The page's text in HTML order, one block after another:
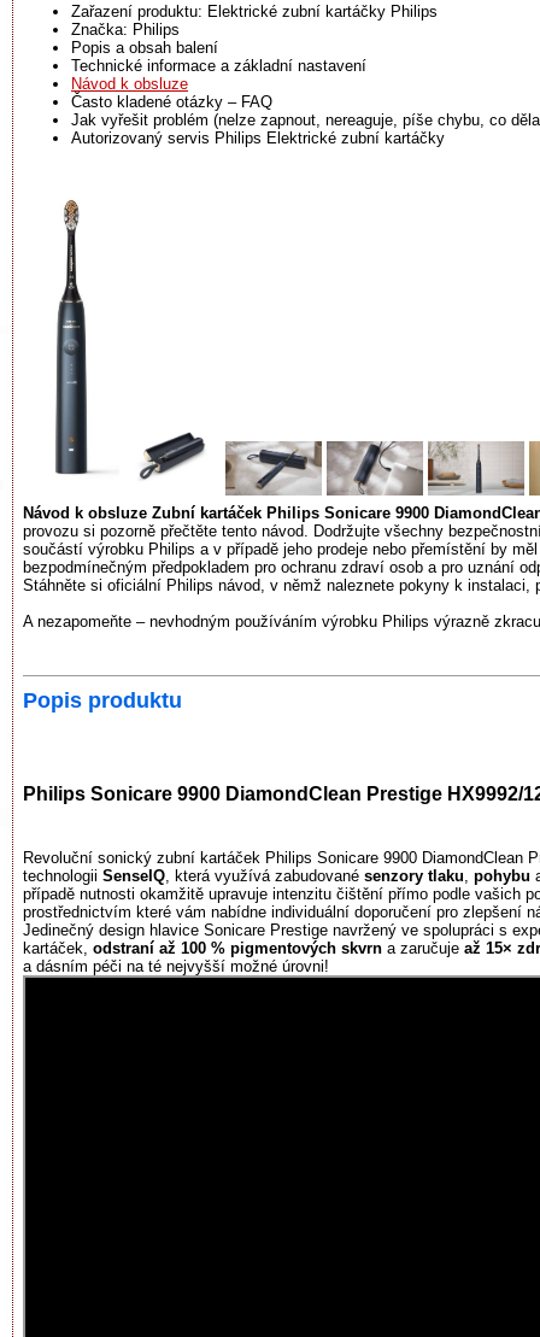
Zařazení produktu: Elektrické zubní kartáčky Philips
Značka: Philips
Popis a obsah balení
Technické informace a základní nastavení
Návod k obsluze
Často kladené otázky – FAQ
Jak vyřešit problém (nelze zapnout, nereaguje, píše chybu, co
Autorizovaný servis Philips Elektrické zubní kartáčky
Návod k obsluze Zubní kartáček Philips Sonicare 9900
provozu si pozorně přečtěte tento návod. Dodržujte všechny
součástí výrobku Philips a v případě jeho prodeje nebo přemístění by
bezpodmínečným předpokladem pro ochranu zdraví osob a pro uznání
Stáhněte si oficiální Philips návod, v němž naleznete pokyny k instalaci,
A nezapomeňte – nevhodným používáním výrobku Philips výrazně
Popis produktu
Philips Sonicare 9900 DiamondClean Prestige HX9992/
Revoluční sonický zubní kartáček Philips Sonicare 9900
technologii SenseIQ , která využívá zabudované senzory tlaku pohybu
případě nutnosti okamžitě upravuje intenzitu čištění přímo podle vašich
prostřednictvím které vám nabídne individuální doporučení pro zlepšení
Jedinečný design hlavice Sonicare Prestige navržený ve spolupráci s
kartáček, odstraní až 100 % pigmentových skvrn a zaručuje až 15×
a dásním péči na té nejvyšší možné úrovni!